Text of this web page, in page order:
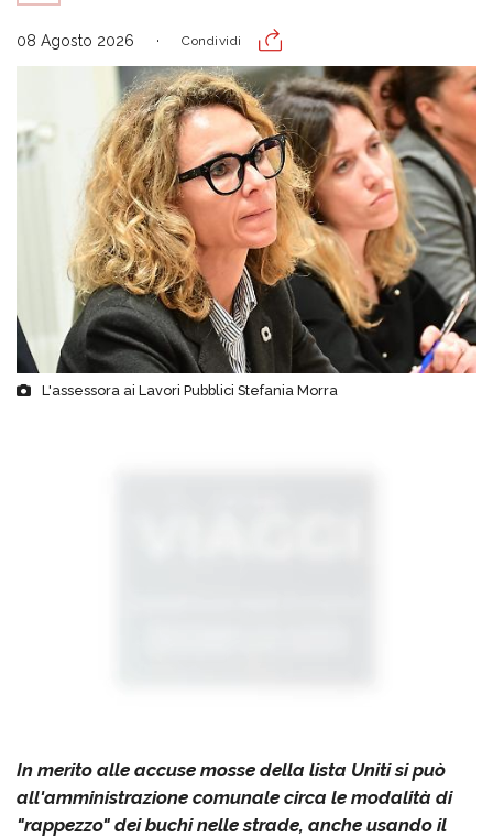
08 Agosto 2026 Condividi
L'assessora ai Lavori Pubblici Stefania Morra
In merito alle accuse mosse della lista Uniti si può
all'amministrazione comunale circa le modalità di
"rappezzo" dei buchi nelle strade, anche usando il